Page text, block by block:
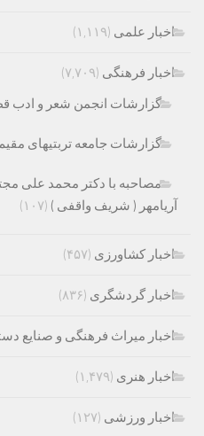
اخبار علمی (۱,۱۱۹)
اخبار فرهنگی (۷,۷۰۹)
گزارشات انجمن شعر و ادب
گزارشات جامعه تربتیهای
مصاحبه با دکتر محمد علی
آریامهر ( شریف واقفی ) (۱۰۷)
اخبار کشاورزی (۴۵۷)
اخبار گردشگری (۸۳۶)
اخبار میراث فرهنگی و صنایع
اخبار هنری (۱,۴۷۹)
اخبار ورزشی (۱۲۷)